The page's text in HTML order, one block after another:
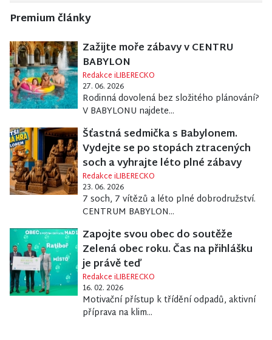
Premium články
Zažijte moře zábavy v CENTRU
BABYLON
Redakce iLIBERECKO
27. 06. 2026
Rodinná dovolená bez složitého plánování?
V BABYLONU najdete...
Šťastná sedmička s Babylonem.
Vydejte se po stopách ztracených
soch a vyhrajte léto plné zábavy
Redakce iLIBERECKO
23. 06. 2026
7 soch, 7 vítězů a léto plné dobrodružství.
CENTRUM BABYLON...
Zapojte svou obec do soutěže
Zelená obec roku. Čas na přihlášku
je právě teď
Redakce iLIBERECKO
16. 02. 2026
Motivační přístup k třídění odpadů, aktivní
příprava na klim...